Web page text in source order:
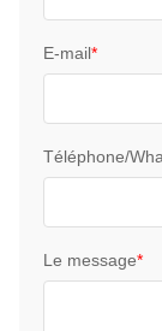
E-mail*
Téléphone/
Le message*